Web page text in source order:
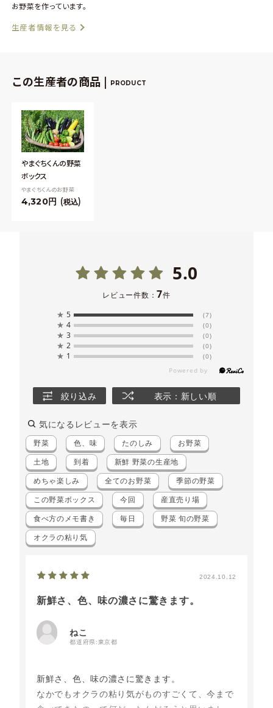
お野菜を作っています。
生産者情報を見る
この生産者の商品 | PRODUCT
やまぐちくんの野菜
ボックス
やまぐちくんのお野菜
4,320 税込
5.0
レビュー件数：7件
★ 5 (7)
★ 4 (0)
★ 3 (0)
★ 2 (0)
★ 1 (0)
絞り込み 表示：新しい順
気になるレビューを表示
野菜 色、味 たのしみ お野菜
土地 到着 新鮮 野菜の生産地
めちゃ楽しみ 全てのお野菜 季節の野菜
この野菜ボックス 今回 産直売り場
食べ方のメモ書き 毎日 野菜 旬の野菜
オクラの粘り気
2024.10.12
新鮮さ、色、味の濃さに驚きます。
ねこ
都道府県:東京都
新鮮さ、色、味の濃さに驚きます。
なかでもオクラの粘り気がものすごくて、今まで